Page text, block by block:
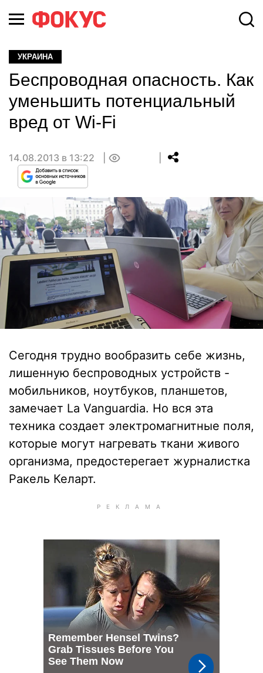
УКРАИНА
Беспроводная опасность. Как
уменьшить потенциальный
вред от Wi-Fi
14.08.2013 в 13:22
Сегодня трудно вообразить себе жизнь,
лишенную беспроводных устройств -
мобильников, ноутбуков, планшетов,
замечает La Vanguardia. Но вся эта
техника создает электромагнитные поля,
которые могут нагревать ткани живого
организма, предостерегает журналистка
Ракель Келарт.